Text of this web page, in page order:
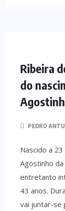
Ribeira
do
PEDRO
Nascido a
Agostinho
entretanto
43 anos.
vai juntar-se